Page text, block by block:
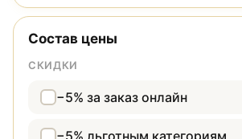
Состав цены
СКИДКИ
−5% за заказ онлайн
−5% льготным категориям